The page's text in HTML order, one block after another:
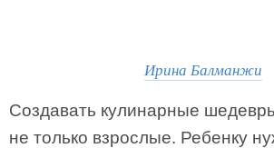
Ирина Балманжи
Создавать кулинарные
не только взрослые. Ребенку